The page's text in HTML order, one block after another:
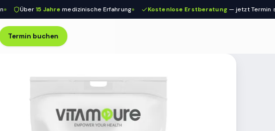
Über15 Jahremedizinische Erfahrung Kostenlose Erstberatung— jetzt Termin
Termin buchen